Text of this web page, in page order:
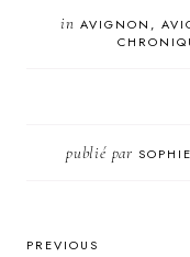
in AVIGNON
publié par
PREVIOUS